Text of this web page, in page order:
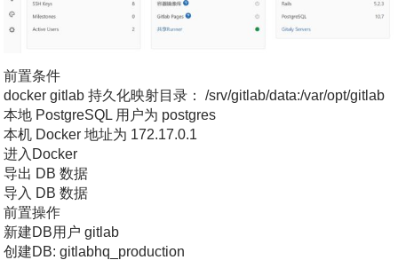
前置条件
docker gitlab 持久化映射目录： /srv/gitlab/data:/var/opt/gitlab
本地 PostgreSQL 用户为 postgres
本机 Docker 地址为 172.17.0.1
进入Docker
导出 DB 数据
导入 DB 数据
前置操作
新建DB用户 gitlab
创建DB: gitlabhq_production